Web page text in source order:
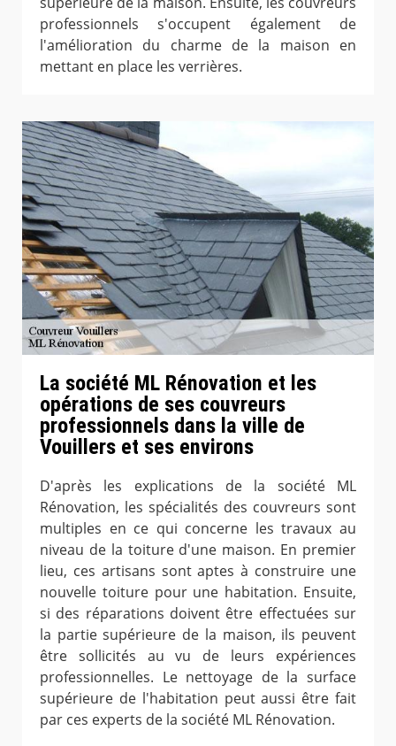
professionnels s'occupent également de
l'amélioration du charme de la maison en
mettant en place les verrières.
La société ML Rénovation et les
opérations de ses couvreurs
professionnels dans la ville de
Vouillers et ses environs
D'après les explications de la société ML
Rénovation, les spécialités des couvreurs sont
multiples en ce qui concerne les travaux au
niveau de la toiture d'une maison. En premier
lieu, ces artisans sont aptes à construire une
nouvelle toiture pour une habitation. Ensuite,
si des réparations doivent être effectuées sur
la partie supérieure de la maison, ils peuvent
être sollicités au vu de leurs expériences
professionnelles. Le nettoyage de la surface
supérieure de l'habitation peut aussi être fait
par ces experts de la société ML Rénovation.